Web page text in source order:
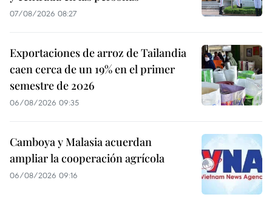
07/08/2026 08:27
Exportaciones de arroz de Tailandia
caen cerca de un 19% en el primer
semestre de 2026
06/08/2026 09:35
Camboya y Malasia acuerdan
ampliar la cooperación agrícola
06/08/2026 09:16